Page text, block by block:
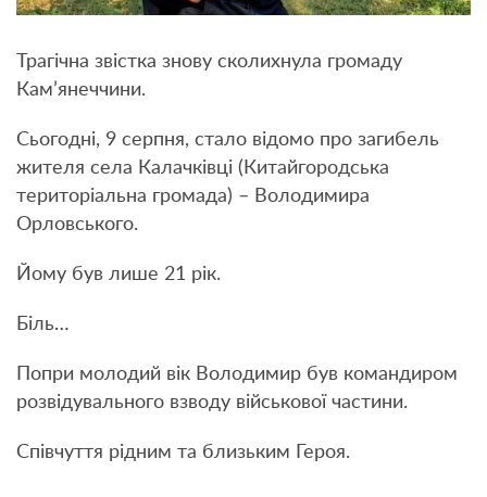
Трагічна звістка знову сколихнула громаду
Кам’янеччини.
Сьогодні, 9 серпня, стало відомо про загибель
жителя села Калачківці (Китайгородська
територіальна громада) – Володимира
Орловського.
Йому був лише 21 рік.
Біль…
Попри молодий вік Володимир був командиром
розвідувального взводу військової частини.
Співчуття рідним та близьким Героя.